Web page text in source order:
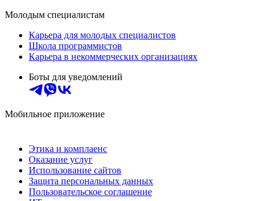
Молодым специалистам
Карьера для молодых специалистов
Школа программистов
Карьера в некоммерческих организациях
Боты для уведомлений
Мобильное приложение
Этика и комплаенс
Оказание услуг
Использование сайтов
Защита персональных данных
Пользовательское соглашение